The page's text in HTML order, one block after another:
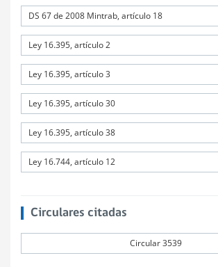
DS 67 de 2008 Mintrab, artículo 18
Ley 16.395, artículo 2
Ley 16.395, artículo 3
Ley 16.395, artículo 30
Ley 16.395, artículo 38
Ley 16.744, artículo 12
Circulares citadas
Circular 3539